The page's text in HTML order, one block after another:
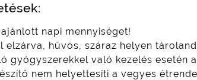
napi mennyiséget!
elzárva, hűvös, száraz helyen
gyógyszerekkel való kezelés esetén
nem helyettesíti a vegyes